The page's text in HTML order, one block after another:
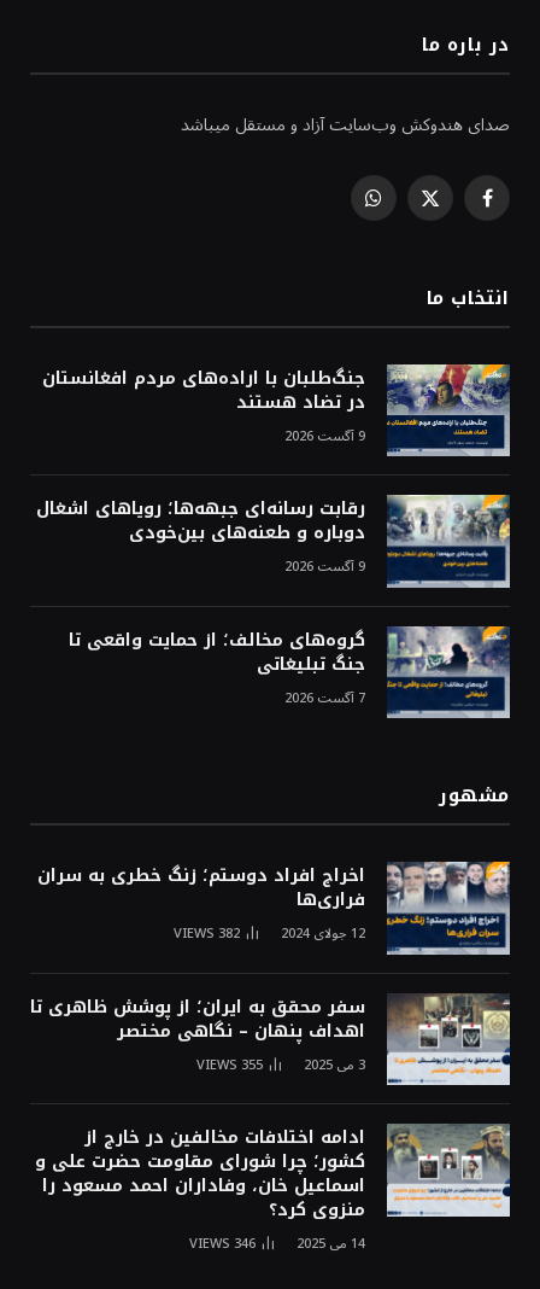
در باره ما
صدای هندوکش وب‌سایت آزاد و مستقل میباشد
Facebook
X
WhatsApp
انتخاب ما
جنگ‌طلبان با اراده‌های مردم افغانستان
در تضاد هستند
9 آگست 2026
رقابت رسانه‌ای جبهه‌ها؛ رویاهای اشغال
دوباره و طعنه‌های بین‌خودی
9 آگست 2026
گروه‌های مخالف؛ از حمایت واقعی تا
جنگ تبلیغاتی
7 آگست 2026
مشهور
اخراج افراد دوستم؛ زنگ خطری به سران
فراری‌ها
12 جولای 2024 382
VIEWS
سفر محقق به ایران؛ از پوشش ظاهری تا
اهداف پنهان – نگاهی مختصر
3 می 2025 355
VIEWS
ادامه اختلافات مخالفین در خارج از
کشور؛ چرا شورای مقاومت حضرت علی و
اسماعیل خان، وفاداران احمد مسعود را
منزوی کرد؟
14 می 2025 346
VIEWS